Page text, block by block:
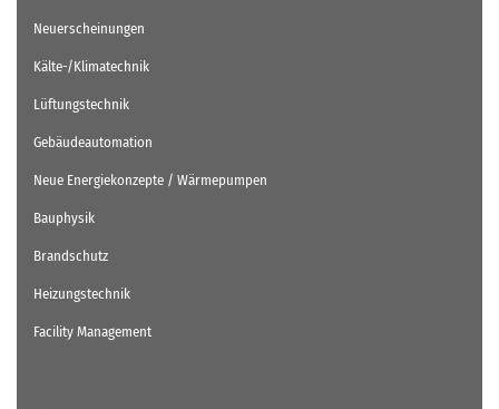
Neuerscheinungen
Kälte-/Klimatechnik
Lüftungstechnik
Gebäudeautomation
Neue Energiekonzepte / Wärmepumpen
Bauphysik
Brandschutz
Heizungstechnik
Facility Management